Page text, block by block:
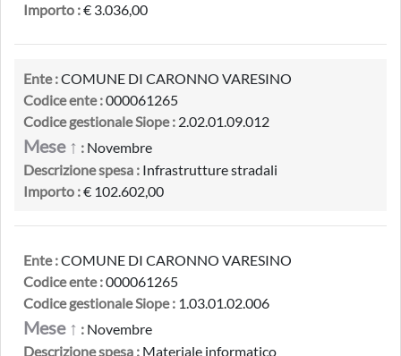
Importo :€ 3.036,00
Ente :COMUNE DI CARONNO VARESINO
Codice ente :000061265
Codice gestionale Siope : 2.02.01.09.012
Mese ↑ : Novembre
Descrizione spesa : Infrastrutture stradali
Importo :€ 102.602,00
Ente :COMUNE DI CARONNO VARESINO
Codice ente :000061265
Codice gestionale Siope : 1.03.01.02.006
Mese ↑ : Novembre
Descrizione spesa : Materiale informatico